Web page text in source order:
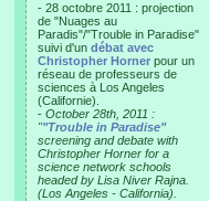
- 28 octobre 2011 : projection
de "Nuages au
Paradis"/"Trouble in Paradise"
suivi d'un débat avec
Christopher Horner pour un
réseau de professeurs de
sciences à Los Angeles
(Californie).
- October 28th, 2011 :
""Trouble in Paradise"
screening and debate with
Christopher Horner for a
science network schools
headed by Lisa Niver Rajna.
(Los Angeles - California).